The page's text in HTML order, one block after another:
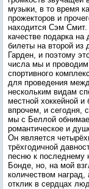
музыки, в то время
прожекторов и
находится Сэм
качестве подарка
билеты на второй из
Гарден, и поэтому
числа мы и проводим
спортивного
для проведения
нескольким видам
местной хоккейной и
впрочем, и сегодня,
мы с Беллой
романтическое и
Он является
трёхгодичной
песню к
Бонде, но, на мой
количеством наград,
отклик в сердцах